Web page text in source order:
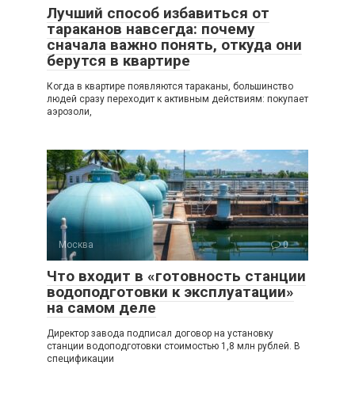
Лучший способ избавиться от
тараканов навсегда: почему
сначала важно понять, откуда они
берутся в квартире
Когда в квартире появляются тараканы, большинство
людей сразу переходит к активным действиям: покупает
аэрозоли,
Москва 0
Что входит в «готовность станции
водоподготовки к эксплуатации»
на самом деле
Директор завода подписал договор на установку
станции водоподготовки стоимостью 1,8 млн рублей. В
спецификации